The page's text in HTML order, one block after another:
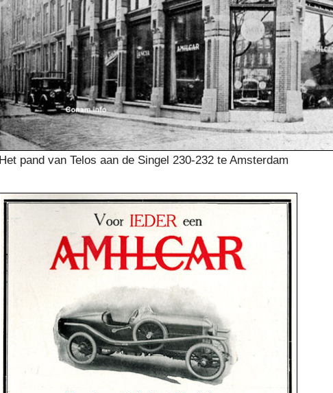
Het pand van Telos aan de Singel 230-232 te Amsterdam